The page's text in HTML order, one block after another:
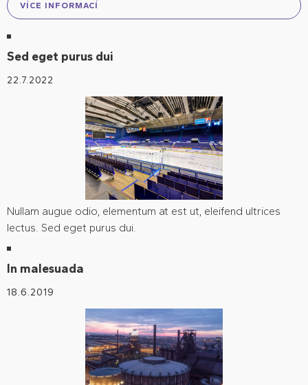
VÍCE INFORMACÍ
Sed eget purus dui
22.7.2022
Nullam augue odio, elementum at est ut, eleifend ultrices
lectus. Sed eget purus dui.
In malesuada
18.6.2019